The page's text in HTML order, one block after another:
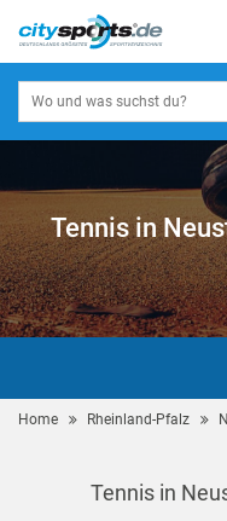
Tennis in
Home Rheinland-Pfalz
Tennis in